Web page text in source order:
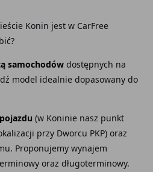
Konin jest w CarFree
samochodówdostępnych na
model idealnie dopasowany do
(w Koninie nasz punkt
przy Dworcu PKP) oraz
Proponujemy wynajem
oraz długoterminowy.